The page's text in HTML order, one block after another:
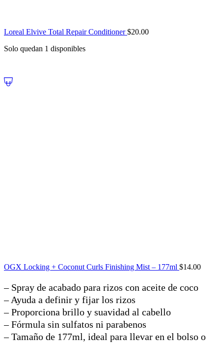
Loreal Elvive Total Repair Conditioner$20.00
Solo quedan 1 disponibles
OGX Locking + Coconut Curls Finishing Mist – 177ml $14.00
– Spray de acabado para rizos con aceite de coco
– Ayuda a definir y fijar los rizos
– Proporciona brillo y suavidad al cabello
– Fórmula sin sulfatos ni parabenos
– Tamaño de 177ml, ideal para llevar en el bolso o